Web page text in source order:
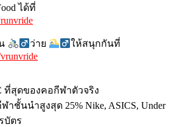
ได้ที่
ว่าย
ให้สนุกกันที่
ที่สุดของคอกีฬาตัวจริง
ชั้นนำสูงสุด 25% Nike, ASICS, Under
บัตร